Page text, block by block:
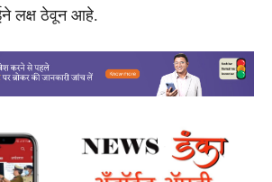
लक्ष ठेवून आहे.